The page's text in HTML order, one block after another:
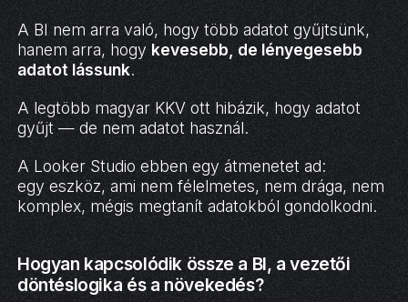
A BI nem arra való, hogy több adatot gyűjtsünk,
hanem arra, hogy kevesebb, de lényegesebb
adatot lássunk.
A legtöbb magyar KKV ott hibázik, hogy adatot
gyűjt — de nem adatot használ.
A Looker Studio ebben egy átmenetet ad:
egy eszköz, ami nem félelmetes, nem drága, nem
komplex, mégis megtanít adatokból gondolkodni.
Hogyan kapcsolódik össze a BI, a vezetői
döntéslogika és a növekedés?